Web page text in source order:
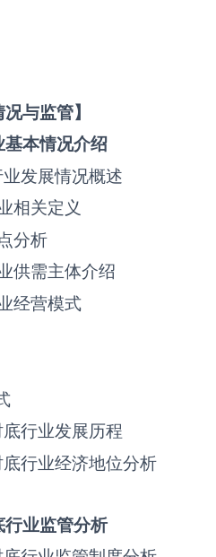
与监管】
基本情况介绍
发展情况概述
相关定义
分析
供需主体介绍
经营模式
行业发展历程
行业经济地位分析
行业监管分析